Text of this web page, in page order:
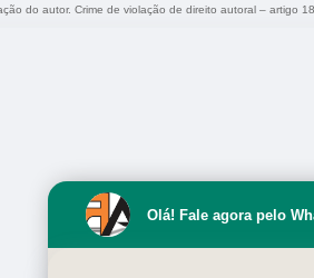
do autor. Crime de violação de direito autoral – artigo
Olá! Fale agora pelo